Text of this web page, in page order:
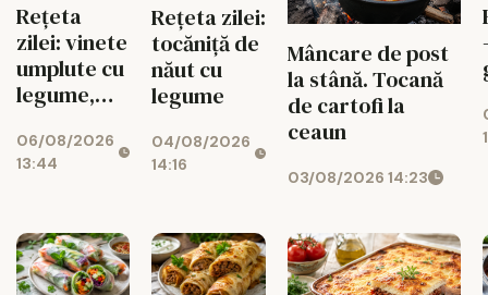
Rețeta
zilei: vinete
umplute cu
legume,
de post
06/08/2026
13:44
Rețeta zilei:
tocăniță de
năut cu
legume
04/08/2026
14:16
Mâncare de post
la stână. Tocană
de cartofi la
ceaun
03/08/2026 14:23